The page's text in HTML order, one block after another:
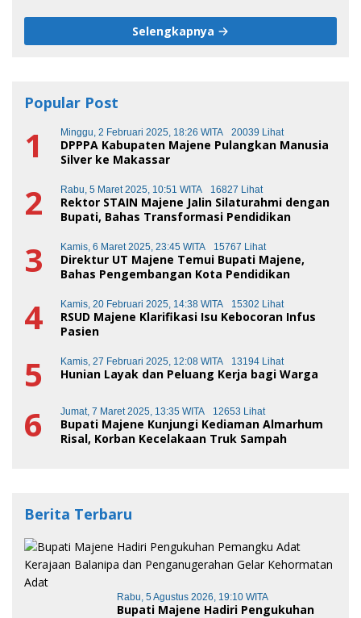
Selengkapnya
Popular Post
1 Minggu, 2 Februari 2025, 18:26 WITA 20039 Lihat
DPPPA Kabupaten Majene Pulangkan Manusia
Silver ke Makassar
2 Rabu, 5 Maret 2025, 10:51 WITA 16827 Lihat
Rektor STAIN Majene Jalin Silaturahmi dengan
Bupati, Bahas Transformasi Pendidikan
3 Kamis, 6 Maret 2025, 23:45 WITA 15767 Lihat
Direktur UT Majene Temui Bupati Majene,
Bahas Pengembangan Kota Pendidikan
4 Kamis, 20 Februari 2025, 14:38 WITA 15302 Lihat
RSUD Majene Klarifikasi Isu Kebocoran Infus
Pasien
5 Kamis, 27 Februari 2025, 12:08 WITA 13194 Lihat
Hunian Layak dan Peluang Kerja bagi Warga
6 Jumat, 7 Maret 2025, 13:35 WITA 12653 Lihat
Bupati Majene Kunjungi Kediaman Almarhum
Risal, Korban Kecelakaan Truk Sampah
Berita Terbaru
Rabu, 5 Agustus 2026, 19:10 WITA
Bupati Majene Hadiri Pengukuhan